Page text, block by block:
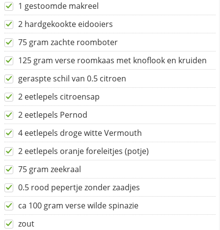
1 gestoomde makreel
2 hardgekookte eidooiers
75 gram zachte roomboter
125 gram verse roomkaas met knoflook en kruiden
geraspte schil van 0.5 citroen
2 eetlepels citroensap
2 eetlepels Pernod
4 eetlepels droge witte Vermouth
2 eetlepels oranje foreleitjes (potje)
75 gram zeekraal
0.5 rood pepertje zonder zaadjes
ca 100 gram verse wilde spinazie
zout